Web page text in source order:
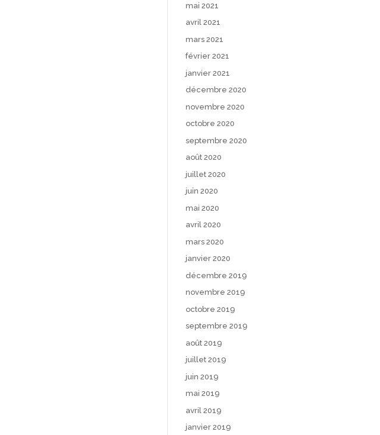
mai 2021
avril 2021
mars 2021
février 2021
janvier 2021
décembre 2020
novembre 2020
octobre 2020
septembre 2020
août 2020
juillet 2020
juin 2020
mai 2020
avril 2020
mars 2020
janvier 2020
décembre 2019
novembre 2019
octobre 2019
septembre 2019
août 2019
juillet 2019
juin 2019
mai 2019
avril 2019
janvier 2019